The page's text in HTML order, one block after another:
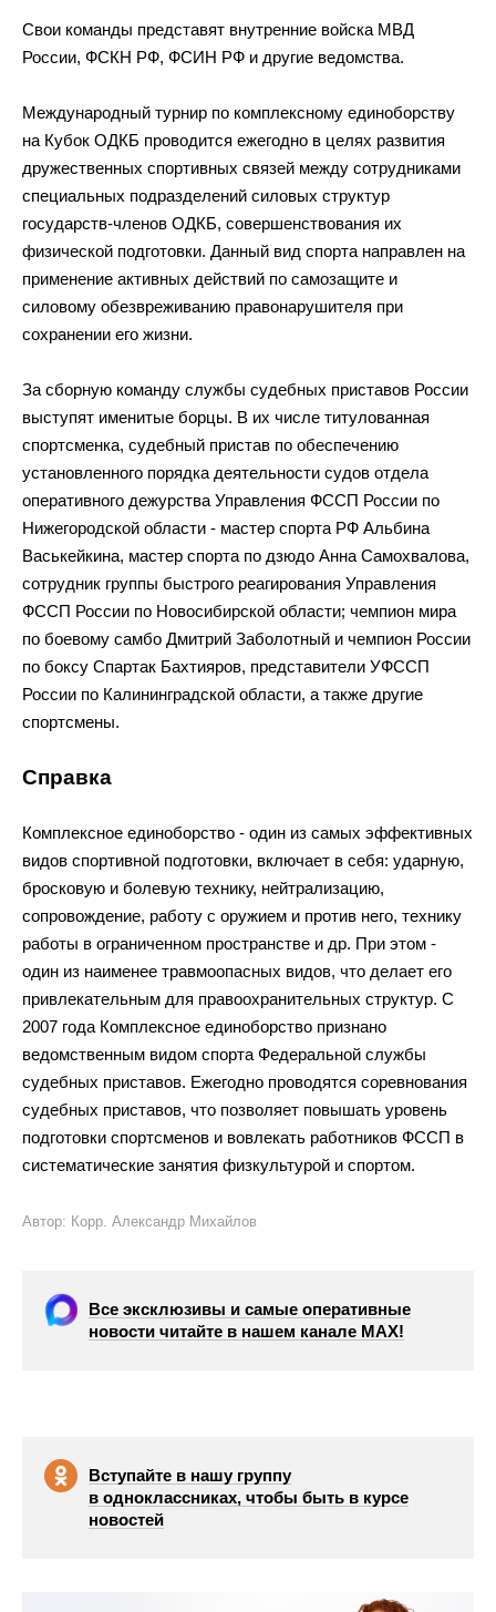
Свои команды представят внутренние войска МВД
России, ФСКН РФ, ФСИН РФ и другие ведомства.
Международный турнир по комплексному единоборству
на Кубок ОДКБ проводится ежегодно в целях развития
дружественных спортивных связей между сотрудниками
специальных подразделений силовых структур
государств-членов ОДКБ, совершенствования их
физической подготовки. Данный вид спорта направлен на
применение активных действий по самозащите и
силовому обезвреживанию правонарушителя при
сохранении его жизни.
За сборную команду службы судебных приставов России
выступят именитые борцы. В их числе титулованная
спортсменка, судебный пристав по обеспечению
установленного порядка деятельности судов отдела
оперативного дежурства Управления ФССП России по
Нижегородской области - мастер спорта РФ Альбина
Васькейкина, мастер спорта по дзюдо Анна Самохвалова,
сотрудник группы быстрого реагирования Управления
ФССП России по Новосибирской области; чемпион мира
по боевому самбо Дмитрий Заболотный и чемпион России
по боксу Спартак Бахтияров, представители УФССП
России по Калининградской области, а также другие
спортсмены.
Справка
Комплексное единоборство - один из самых эффективных
видов спортивной подготовки, включает в себя: ударную,
бросковую и болевую технику, нейтрализацию,
сопровождение, работу с оружием и против него, технику
работы в ограниченном пространстве и др. При этом -
один из наименее травмоопасных видов, что делает его
привлекательным для правоохранительных структур. С
2007 года Комплексное единоборство признано
ведомственным видом спорта Федеральной службы
судебных приставов. Ежегодно проводятся соревнования
судебных приставов, что позволяет повышать уровень
подготовки спортсменов и вовлекать работников ФССП в
систематические занятия физкультурой и спортом.
Автор: Корр. Александр Михайлов
Все эксклюзивы и самые оперативные
новости читайте в нашем канале МАХ!
Вступайте в нашу группу
в одноклассниках, чтобы быть в курсе
новостей